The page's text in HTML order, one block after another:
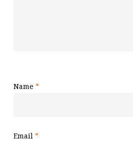
Name *
Email *